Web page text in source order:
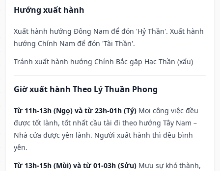
Hướng xuất hành
Xuất hành hướng Đông Nam để đón 'Hỷ Thần'. Xuất hành
hướng Chính Nam để đón 'Tài Thần'.
Tránh xuất hành hướng Chính Bắc gặp Hạc Thần (xấu)
Giờ xuất hành Theo Lý Thuần Phong
Từ 11h-13h (Ngọ) và từ 23h-01h (Tý) Mọi công việc đều
được tốt lành, tốt nhất cầu tài đi theo hướng Tây Nam –
Nhà cửa được yên lành. Người xuất hành thì đều bình
yên.
Từ 13h-15h (Mùi) và từ 01-03h (Sửu) Mưu sự khó thành,